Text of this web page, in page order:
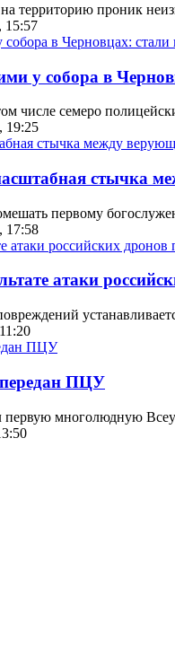
территорию проник
15:57
у собора в
числе семеро
19:25
первому
17:58
атаки
передан ПЦУ
многолюдную